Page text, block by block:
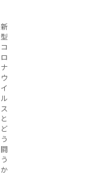
新
型
コ
ロ
ナ
ウ
イ
ル
ス
と
ど
う
闘
う
か